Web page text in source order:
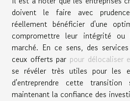
doivent le faire avec
réellement bénéficier d'une
compromettre leur intégrité
marché. En ce sens, des
ceux offerts par pour délocaliser
se révéler très utiles pour les
d'entreprendre cette
maintenant la confiance des